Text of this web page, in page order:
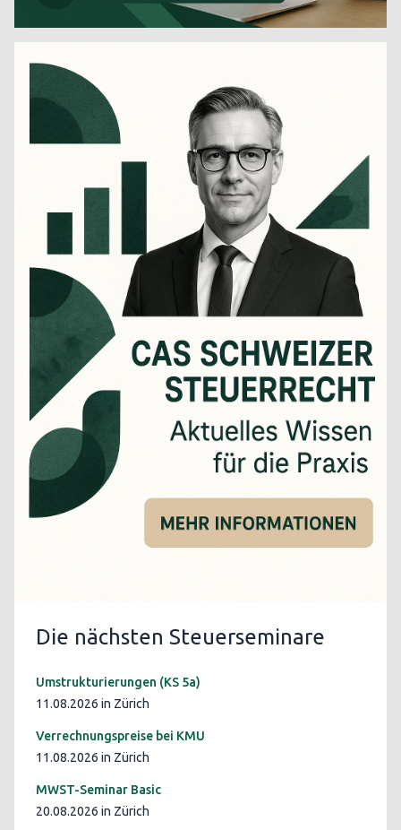
Die nächsten Steuerseminare
Umstrukturierungen (KS 5a)
11.08.2026 in Zürich
Verrechnungspreise bei KMU
11.08.2026 in Zürich
MWST-Seminar Basic
20.08.2026 in Zürich